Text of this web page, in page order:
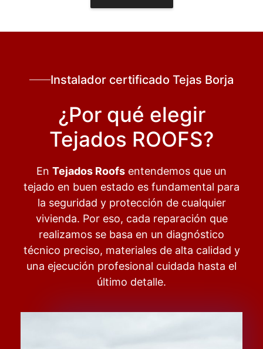
Instalador certificado Tejas Borja
¿Por qué elegir
Tejados ROOFS?
En Tejados Roofs entendemos que un
tejado en buen estado es fundamental para
la seguridad y protección de cualquier
vivienda. Por eso, cada reparación que
realizamos se basa en un diagnóstico
técnico preciso, materiales de alta calidad y
una ejecución profesional cuidada hasta el
último detalle.